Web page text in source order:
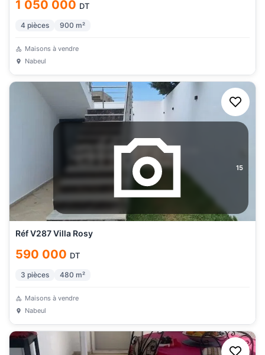
1 050 000 DT
4 pièces 900 m²
Maisons à vendre
Nabeul
15
Réf V287 Villa Rosy
590 000 DT
3 pièces 480 m²
Maisons à vendre
Nabeul